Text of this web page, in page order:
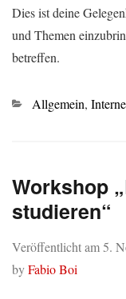
Dies ist deine
und Themen
betreffen.
Kategorien
Allgemein,
Workshop
studieren“
Veröffentlicht am5.
byFabio Boi